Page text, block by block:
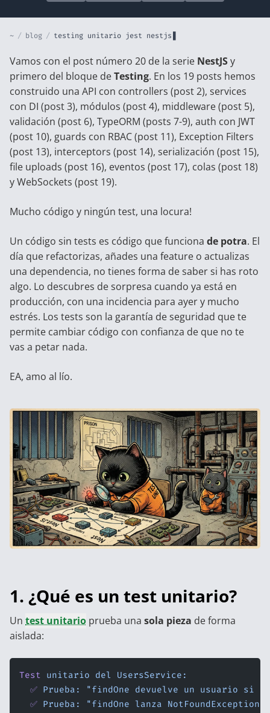
~ / blog / testing unitario jest nestjs
Vamos con el post número 20 de la serie NestJSy
primero del bloque deTesting. En los 19 posts hemos
construido una API con controllers (post 2), services
con DI (post 3), módulos (post 4), middleware (post 5),
validación (post 6), TypeORM (posts 7-9), auth con JWT
(post 10), guards con RBAC (post 11), Exception Filters
(post 13), interceptors (post 14), serialización (post 15),
file uploads (post 16), eventos (post 17), colas (post 18)
y WebSockets (post 19).
Mucho código y ningún test, una locura!
Un código sin tests es código que funciona de potra. El
día que refactorizas, añades una feature o actualizas
una dependencia, no tienes forma de saber si has roto
algo. Lo descubres de sorpresa cuando ya está en
producción, con una incidencia para ayer y mucho
estrés. Los tests son la garantía de seguridad que te
permite cambiar código con confianza de que no te
vas a petar nada.
EA, amo al lío.
1. ¿Qué es un test unitario?
Un test unitario prueba una sola pieza de forma
aislada:
Test unitario del
UsersService:
  ✅
Prueba:
"findOne devuelve un usuario si
  ✅
Prueba:
"findOne lanza